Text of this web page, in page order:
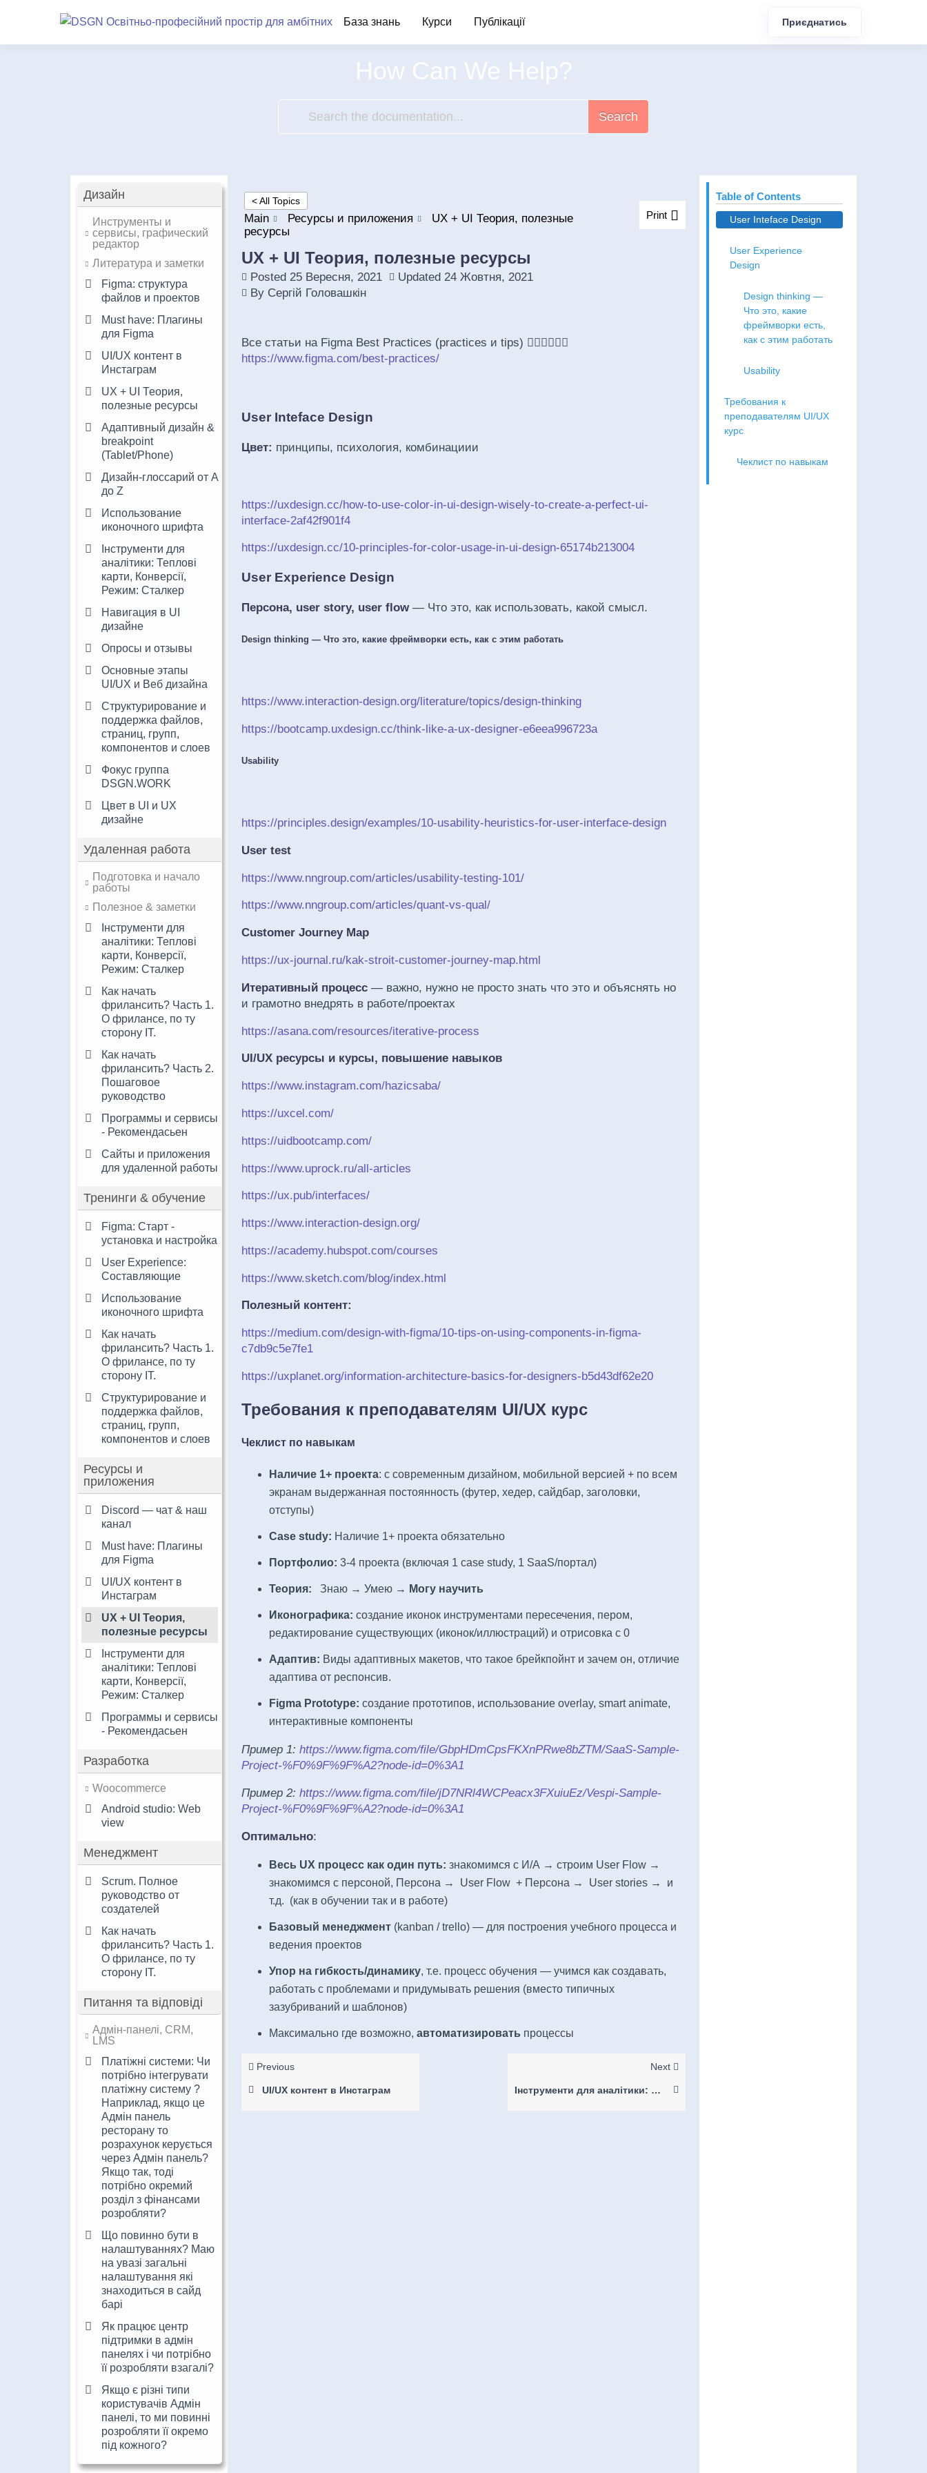
База знань Курси Публікації Приєднатись
How Can We Help?
Search
Дизайн
Инструменты и
сервисы, графический
редактор
Литература и заметки
Figma: структура
файлов и проектов
Must have: Плагины
для Figma
UI/UX контент в
Инстаграм
UX + UI Теория,
полезные ресурсы
Адаптивный дизайн &
breakpoint
(Tablet/Phone)
Дизайн-глоссарий от A
до Z
Использование
иконочного шрифта
Інструменти для
аналітики: Теплові
карти, Конверсії,
Режим: Сталкер
Навигация в UI
дизайне
Опросы и отзывы
Основные этапы
UI/UX и Веб дизайна
Структурирование и
поддержка файлов,
страниц, групп,
компонентов и слоев
Фокус группа
DSGN.WORK
Цвет в UI и UX
дизайне
Удаленная работа
Подготовка и начало
работы
Полезное & заметки
Інструменти для
аналітики: Теплові
карти, Конверсії,
Режим: Сталкер
Как начать
фрилансить? Часть 1.
О фрилансе, по ту
сторону IT.
Как начать
фрилансить? Часть 2.
Пошаговое
руководство
Программы и сервисы
- Рекомендасьен
Сайты и приложения
для удаленной работы
Тренинги & обучение
Figma: Старт -
установка и настройка
User Experience:
Составляющие
Использование
иконочного шрифта
Как начать
фрилансить? Часть 1.
О фрилансе, по ту
сторону IT.
Структурирование и
поддержка файлов,
страниц, групп,
компонентов и слоев
Ресурсы и
приложения
Discord — чат & наш
канал
Must have: Плагины
для Figma
UI/UX контент в
Инстаграм
UX + UI Теория,
полезные ресурсы
Інструменти для
аналітики: Теплові
карти, Конверсії,
Режим: Сталкер
Программы и сервисы
- Рекомендасьен
Разработка
Woocommerce
Android studio: Web
view
Менеджмент
Scrum. Полное
руководство от
создателей
Как начать
фрилансить? Часть 1.
О фрилансе, по ту
сторону IT.
Питання та відповіді
Адмін-панелі, CRM,
LMS
Платіжні системи: Чи
потрібно інтегрувати
платіжну систему ?
Наприклад, якщо це
Адмін панель
ресторану то
розрахунок керується
через Адмін панель?
Якщо так, тоді
потрібно окремий
розділ з фінансами
розробляти?
Що повинно бути в
налаштуваннях? Маю
на увазі загальні
налаштування які
знаходиться в сайд
барі
Як працює центр
підтримки в адмін
панелях і чи потрібно
її розробляти взагалі?
Якщо є різні типи
користувачів Адмін
панелі, то ми повинні
розробляти її окремо
під кожного?
< All Topics
Main Ресурсы и приложения
UX + UI Теория, полезные
ресурсы
Print
UX + UI Теория, полезные ресурсы
Posted 25 Вересня, 2021 Updated 24 Жовтня, 2021
By Сергій Головашкін
Все статьи на Figma Best Practices (practices и tips) 👍🏻👍🏻👍🏻
https://www.figma.com/best-practices/
User Inteface Design
Цвет: принципы, психология, комбинациии
https://uxdesign.cc/how-to-use-color-in-ui-design-wisely-to-create-a-perfect-ui-
interface-2af42f901f4
https://uxdesign.cc/10-principles-for-color-usage-in-ui-design-65174b213004
User Experience Design
Персона, user story, user flow — Что это, как использовать, какой смысл.
Design thinking — Что это, какие фреймворки есть, как с этим работать
https://www.interaction-design.org/literature/topics/design-thinking
https://bootcamp.uxdesign.cc/think-like-a-ux-designer-e6eea996723a
Usability
https://principles.design/examples/10-usability-heuristics-for-user-interface-design
User test
https://www.nngroup.com/articles/usability-testing-101/
https://www.nngroup.com/articles/quant-vs-qual/
Customer Journey Map
https://ux-journal.ru/kak-stroit-customer-journey-map.html
Итеративный процесс — важно, нужно не просто знать что это и объяснять но
и грамотно внедрять в работе/проектах
https://asana.com/resources/iterative-process
UI/UX ресурсы и курсы, повышение навыков
https://www.instagram.com/hazicsaba/
https://uxcel.com/
https://uidbootcamp.com/
https://www.uprock.ru/all-articles
https://ux.pub/interfaces/
https://www.interaction-design.org/
https://academy.hubspot.com/courses
https://www.sketch.com/blog/index.html
Полезный контент:
https://medium.com/design-with-figma/10-tips-on-using-components-in-figma-
c7db9c5e7fe1
https://uxplanet.org/information-architecture-basics-for-designers-b5d43df62e20
Требования к преподавателям UI/UX курс
Чеклист по навыкам
Наличие 1+ проекта: с современным дизайном, мобильной версией + по всем
экранам выдержанная постоянность (футер, хедер, сайдбар, заголовки,
отступы)
Case study: Наличие 1+ проекта обязательно
Портфолио: 3-4 проекта (включая 1 case study, 1 SaaS/портал)
Теория: Знаю → Умею → Могу научить
Иконографика: создание иконок инструментами пересечения, пером,
редактирование существующих (иконок/иллюстраций) и отрисовка с 0
Адаптив: Виды адаптивных макетов, что такое брейкпойнт и зачем он, отличие
адаптива от респонсив.
Figma Prototype: создание прототипов, использование overlay, smart animate,
интерактивные компоненты
Пример 1: https://www.figma.com/file/GbpHDmCpsFKXnPRwe8bZTM/SaaS-Sample-
Project-%F0%9F%9F%A2?node-id=0%3A1
Пример 2: https://www.figma.com/file/jD7NRl4WCPeacx3FXuiuEz/Vespi-Sample-
Project-%F0%9F%9F%A2?node-id=0%3A1
Оптимально:
Весь UX процесс как один путь: знакомимся с И/А → строим User Flow →
знакомимся с персоной, Персона → User Flow + Персона → User stories → и
т.д. (как в обучении так и в работе)
Базовый менеджмент (kanban / trello) — для построения учебного процесса и
ведения проектов
Упор на гибкость/динамику, т.е. процесс обучения — учимся как создавать,
работать с проблемами и придумывать решения (вместо типичных
зазубриваний и шаблонов)
Максимально где возможно, автоматизировать процессы
Previous
UI/UX контент в Инстаграм
Next
Інструменти для аналітики: Теплові карти, Конверсії, Режим: Сталкер
Table of Contents
User Inteface Design
User Experience
Design
Design thinking —
Что это, какие
фреймворки есть,
как с этим работать
Usability
Требования к
преподавателям UI/UX
курс
Чеклист по навыкам